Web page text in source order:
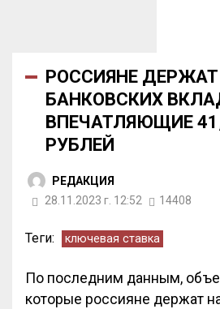
РОССИЯНЕ
БАНКОВСКИХ
ВПЕЧАТЛЯЮЩИЕ
РУБЛЕЙ
РЕДАКЦИЯ
28.11.2023 г. 12:52
14408
Теги: ключевая ставка
По последним данным,
которые россияне держат